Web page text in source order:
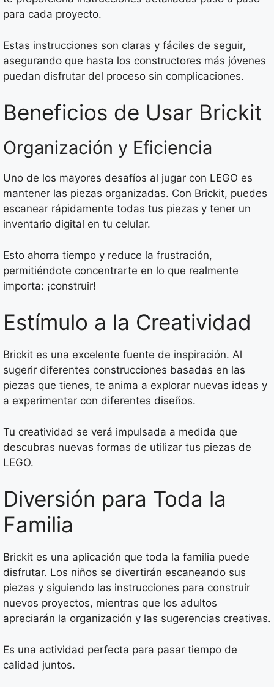
para cada proyecto.
Estas instrucciones son claras y fáciles de seguir,
asegurando que hasta los constructores más jóvenes
puedan disfrutar del proceso sin complicaciones.
Beneficios de Usar Brickit
Organización y Eficiencia
Uno de los mayores desafíos al jugar con LEGO es
mantener las piezas organizadas. Con Brickit, puedes
escanear rápidamente todas tus piezas y tener un
inventario digital en tu celular.
Esto ahorra tiempo y reduce la frustración,
permitiéndote concentrarte en lo que realmente
importa: ¡construir!
Estímulo a la Creatividad
Brickit es una excelente fuente de inspiración. Al
sugerir diferentes construcciones basadas en las
piezas que tienes, te anima a explorar nuevas ideas y
a experimentar con diferentes diseños.
Tu creatividad se verá impulsada a medida que
descubras nuevas formas de utilizar tus piezas de
LEGO.
Diversión para Toda la
Familia
Brickit es una aplicación que toda la familia puede
disfrutar. Los niños se divertirán escaneando sus
piezas y siguiendo las instrucciones para construir
nuevos proyectos, mientras que los adultos
apreciarán la organización y las sugerencias creativas.
Es una actividad perfecta para pasar tiempo de
calidad juntos.